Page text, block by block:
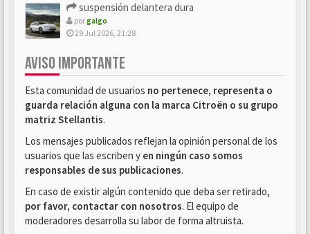
suspensión delantera dura
porgalgo
29 Jul 2026, 21:28
AVISO IMPORTANTE
Esta comunidad de usuarios no pertenece, representa o
guarda relación alguna con la marca Citroën o su grupo
matriz Stellantis.
Los mensajes publicados reflejan la opinión personal de los
usuarios que las escriben y en ningún caso somos
responsables de sus publicaciones.
En caso de existir algún contenido que deba ser retirado,
por favor, contactar con nosotros. El equipo de
moderadores desarrolla su labor de forma altruista.